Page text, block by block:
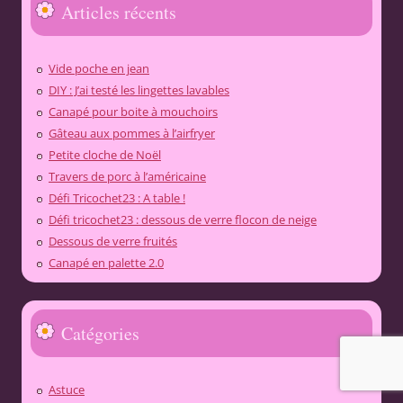
Articles récents
Vide poche en jean
DIY : J’ai testé les lingettes lavables
Canapé pour boite à mouchoirs
Gâteau aux pommes à l’airfryer
Petite cloche de Noël
Travers de porc à l’américaine
Défi Tricochet23 : A table !
Défi tricochet23 : dessous de verre flocon de neige
Dessous de verre fruités
Canapé en palette 2.0
Catégories
Astuce